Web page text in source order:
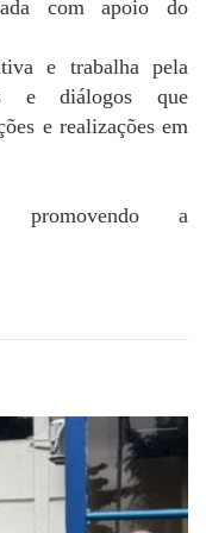
com apoio do
e trabalha pela
e diálogos que
e realizações em
a